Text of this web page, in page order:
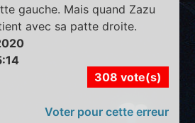
gauche. Mais quand Zazu
avec sa patte droite.
308 vote(s)
Voter pour cette erreur